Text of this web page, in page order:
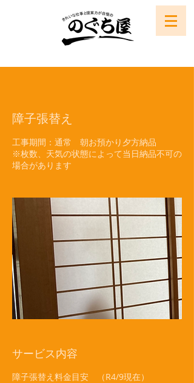
障子張替え
工事期間：通常 朝お預かり夕方納品
※枚数、天気の状態によって当日納品不可の
場合があります
サービス内容
障子張替え料金目安 （R4/9現在）